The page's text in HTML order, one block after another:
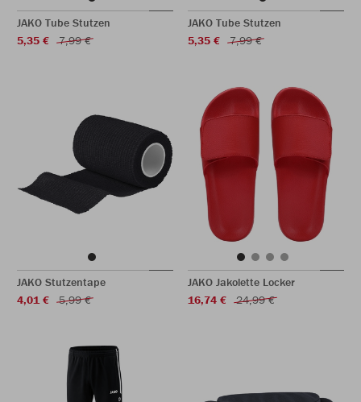
JAKO Tube Stutzen
5,35 €
7,99 €
JAKO Tube Stutzen
5,35 €
7,99 €
JAKO Stutzentape
4,01 €
5,99 €
JAKO Jakolette Locker
16,74 €
24,99 €